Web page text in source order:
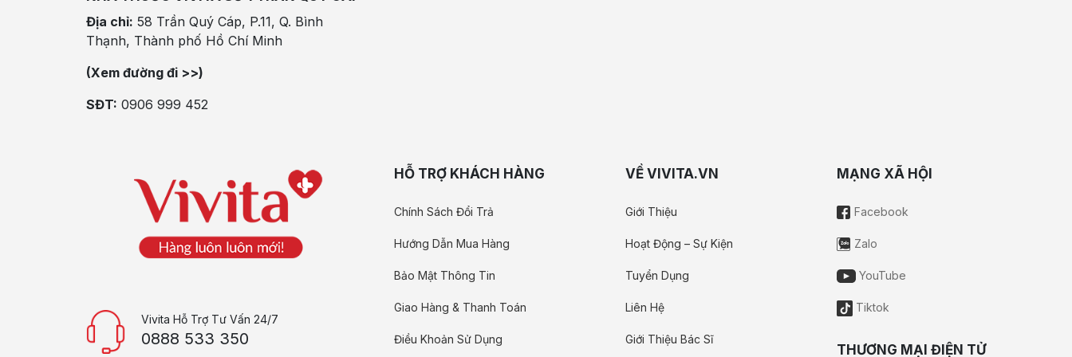
Địa chỉ: 58 Trần Quý Cáp, P.11, Q. Bình
Thạnh, Thành phố Hồ Chí Minh
(Xem đường đi >>)
SĐT: 0906 999 452
Vivita Hỗ Trợ Tư Vấn 24/7
0888 533 350
HỖ TRỢ KHÁCH HÀNG
Chính Sách Đổi Trả
Hướng Dẫn Mua Hàng
Bảo Mật Thông Tin
Giao Hàng & Thanh Toán
Điều Khoản Sử Dụng
VỀ VIVITA.VN
Giới Thiệu
Hoạt Động – Sự Kiện
Tuyển Dụng
Liên Hệ
Giới Thiệu Bác Sĩ
MẠNG XÃ HỘI
Facebook
Zalo
YouTube
Tiktok
THƯƠNG MẠI ĐIỆN TỬ